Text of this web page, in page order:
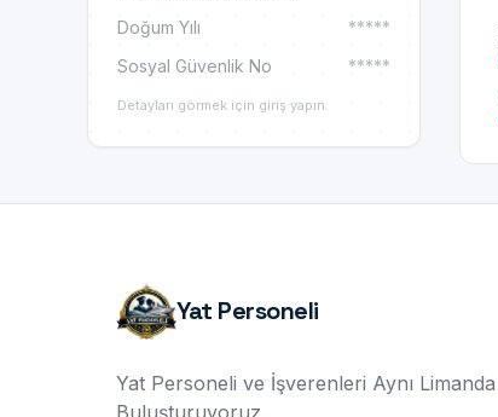
Doğum Yılı
*****
Sosyal Güvenlik No
*****
Detayları görmek için giriş yapın.
Yat Personeli
Yat Personeli ve İşverenleri Aynı Limanda
Buluşturuyoruz.